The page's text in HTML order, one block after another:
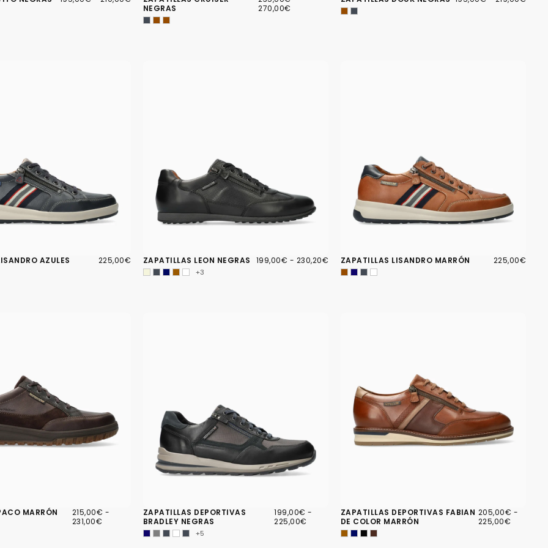
NEGRAS
MÍNIMO
270,00€
AZULES
225,00€
PRECIO
225,00€ ZAPATILLAS LEON NEGRAS 199,00€
PRECIO
199,00€ - PRECIO
230,20€
+3
ZAPATILLAS LISANDRO MARRÓN 225,00€
PRECIO
225,00€
MARRÓN
215,00€
PRECIO
MÍNIMO
215,00€ -PRECIO
231,00€
ZAPATILLAS DEPORTIVAS
BRADLEY NEGRAS
199,00€
PRECIO
MÍNIMO
199,00€ -
MÁXIMO
225,00€
+5
ZAPATILLAS DEPORTIVAS FABIAN
DE COLOR MARRÓN
205,00€
PRECIO
MÍNIMO
205,00€ -
225,00€